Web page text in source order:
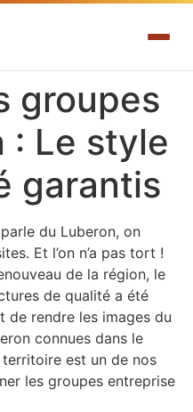
groupes
: Le style
garantis
du Luberon, on
Et l’on n’a pas tort !
de la région, le
de qualité a été
de rendre les images du
connues dans le
territoire est un de nos
les groupes entreprise